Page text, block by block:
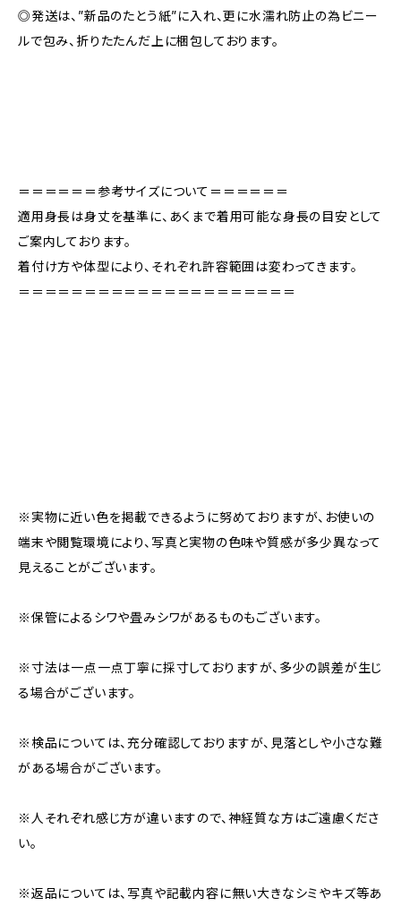
◎発送は、”新品のたとう紙”に入れ、更に水濡れ防止の為ビニー
ルで包み、折りたたんだ上に梱包しております。
＝＝＝＝＝＝参考サイズについて＝＝＝＝＝＝
適用身長は身丈を基準に、あくまで着用可能な身長の目安として
ご案内しております。
着付け方や体型により、それぞれ許容範囲は変わってきます。
＝＝＝＝＝＝＝＝＝＝＝＝＝＝＝＝＝＝＝＝＝
※実物に近い色を掲載できるように努めておりますが、お使いの
端末や閲覧環境により、写真と実物の色味や質感が多少異なって
見えることがございます。
※保管によるシワや畳みシワがあるものもございます。
※寸法は一点一点丁寧に採寸しておりますが、多少の誤差が生じ
る場合がございます。
※検品については、充分確認しておりますが、見落としや小さな難
がある場合がございます。
※人それぞれ感じ方が違いますので、神経質な方はご遠慮くださ
い。
※返品については、写真や記載内容に無い大きなシミやキズ等あ